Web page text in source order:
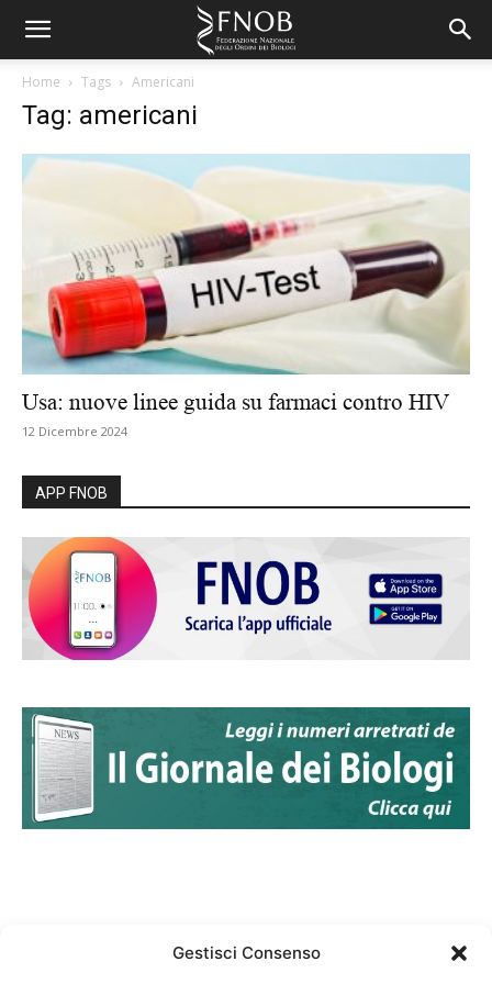
Gestisci Consenso
Home Tags Americani
Tag: americani
Usa: nuove linee guida su farmaci contro HIV
12 Dicembre 2024
APP FNOB